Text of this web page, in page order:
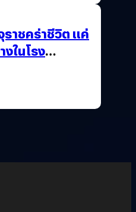
ราชคร่าชีวิต แค่
ในโรง